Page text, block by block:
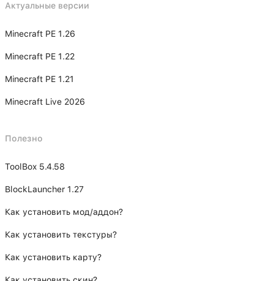
Актуальные версии
Minecraft PE 1.26
Minecraft PE 1.22
Minecraft PE 1.21
Minecraft Live 2026
Полезно
ToolBox 5.4.58
BlockLauncher 1.27
Как установить мод/аддон?
Как установить текстуры?
Как установить карту?